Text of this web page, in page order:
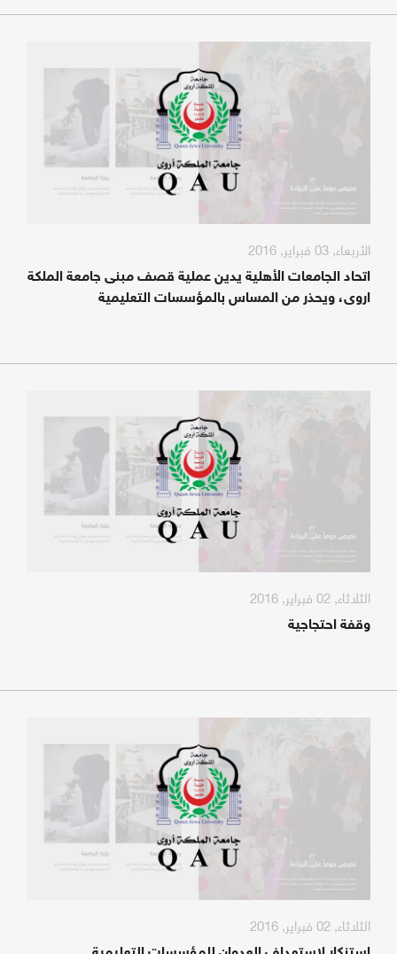
الأربعاء, 03 فبراير, 2016
اتحاد الجامعات الأهلية يدين عملية قصف مبنى جامعة الملكة
اروى، ويحذر من المساس بالمؤسسات التعليمية
الثلاثاء, 02 فبراير, 2016
وقفة احتجاجية
الثلاثاء, 02 فبراير, 2016